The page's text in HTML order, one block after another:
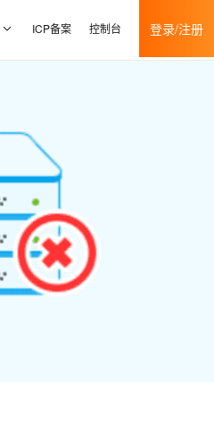
ICP备案 控制台 登录/注册